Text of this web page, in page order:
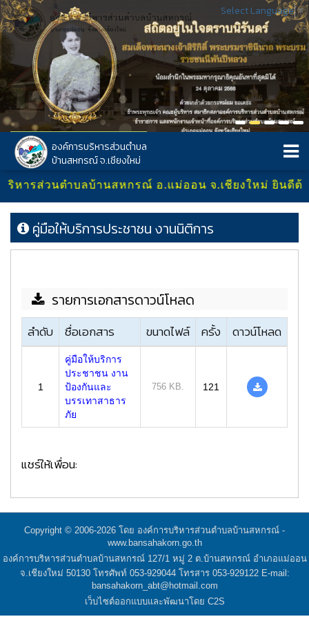
Select Language▼
องค์การบริหารส่วนตำบล
บ้านสหกรณ์ จ.เชียงใหม่
หารส่วนตำบลบ้านสหกรณ์ อ.แม่ออน จ.เชียงใหม่ ยินดีต้อ
คู่มือให้บริการประชาชน งานนิติการ
รายการเอกสารดาวน์โหลด
ลำดับ ชื่อเอกสาร ขนาดไฟล์ ครั้ง ดาวน์โหลด
1
คู่มือให้บริการ
ประชาชน งาน
ป้องกันและ
บรรเทาสาธาร
ภัย
756 KB. 121
แชร์ให้เพื่อน:
Copyright © 2006-2026 โดย องค์การบริหารส่วนตำบลบ้านสหกรณ์ -
www.bansahakorn.go.th
องค์การบริหารส่วนตำบลบ้านสหกรณ์ 127/1 หมู่ 2 ต.บ้านสหกรณ์ อำเภอแม่ออน
จ.เชียงใหม่ 50130 โทรศัพท์ 053-929044 โทรสาร 053-929122 E-mail:
bansahakorn_abt@hotmail.com
เว็บไซต์ออกแบบและพัฒนาโดย C2S